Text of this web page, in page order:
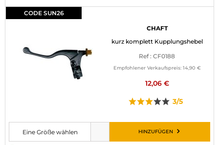
CODE SUN26
CHAFT
kurz komplett Kupplungshebel
Ref : CF0188
Empfohlener Verkaufspreis: 14,90 €
12,06 €
3/5
Bitte wählen Sie eine Größe, bevor Sie den Artikel in den Warenkorb
Eine Größe wählen HINZUFÜGEN